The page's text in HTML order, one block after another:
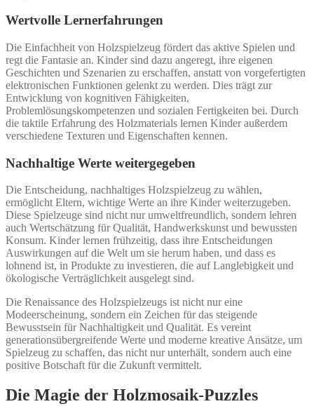
Wertvolle Lernerfahrungen
Die Einfachheit von Holzspielzeug fördert das aktive Spielen und
regt die Fantasie an. Kinder sind dazu angeregt, ihre eigenen
Geschichten und Szenarien zu erschaffen, anstatt von vorgefertigten
elektronischen Funktionen gelenkt zu werden. Dies trägt zur
Entwicklung von kognitiven Fähigkeiten,
Problemlösungskompetenzen und sozialen Fertigkeiten bei. Durch
die taktile Erfahrung des Holzmaterials lernen Kinder außerdem
verschiedene Texturen und Eigenschaften kennen.
Nachhaltige Werte weitergegeben
Die Entscheidung, nachhaltiges Holzspielzeug zu wählen,
ermöglicht Eltern, wichtige Werte an ihre Kinder weiterzugeben.
Diese Spielzeuge sind nicht nur umweltfreundlich, sondern lehren
auch Wertschätzung für Qualität, Handwerkskunst und bewussten
Konsum. Kinder lernen frühzeitig, dass ihre Entscheidungen
Auswirkungen auf die Welt um sie herum haben, und dass es
lohnend ist, in Produkte zu investieren, die auf Langlebigkeit und
ökologische Verträglichkeit ausgelegt sind.
Die Renaissance des Holzspielzeugs ist nicht nur eine
Modeerscheinung, sondern ein Zeichen für das steigende
Bewusstsein für Nachhaltigkeit und Qualität. Es vereint
generationsübergreifende Werte und moderne kreative Ansätze, um
Spielzeug zu schaffen, das nicht nur unterhält, sondern auch eine
positive Botschaft für die Zukunft vermittelt.
Die Magie der Holzmosaik-Puzzles